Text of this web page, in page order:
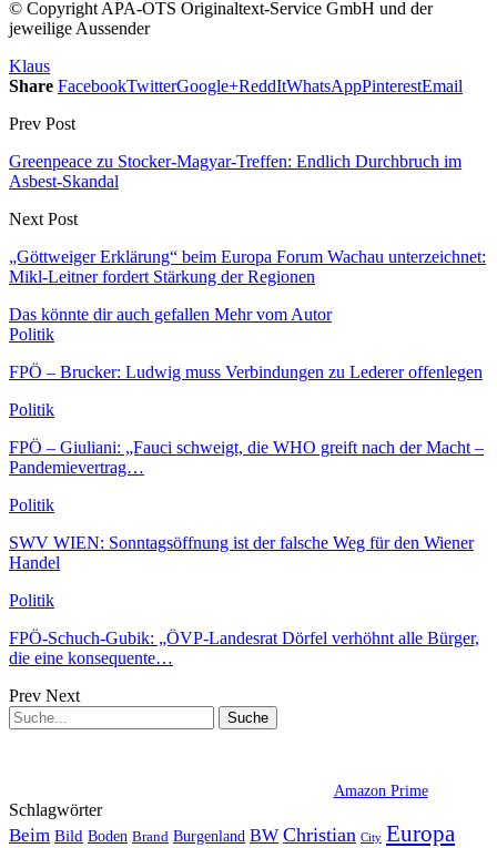
© Copyright APA-OTS Originaltext-Service GmbH und der
jeweilige Aussender
Klaus
Share FacebookTwitterGoogle+ReddItWhatsAppPinterestEmail
Prev Post
Greenpeace zu Stocker-Magyar-Treffen: Endlich Durchbruch im
Asbest-Skandal
Next Post
„Göttweiger Erklärung“ beim Europa Forum Wachau unterzeichnet:
Mikl-Leitner fordert Stärkung der Regionen
Das könnte dir auch gefallen Mehr vom Autor
Politik
FPÖ – Brucker: Ludwig muss Verbindungen zu Lederer offenlegen
Politik
FPÖ – Giuliani: „Fauci schweigt, die WHO greift nach der Macht –
Pandemievertrag…
Politik
SWV WIEN: Sonntagsöffnung ist der falsche Weg für den Wiener
Handel
Politik
FPÖ-Schuch-Gubik: „ÖVP-Landesrat Dörfel verhöhnt alle Bürger,
die eine konsequente…
Prev Next
Amazon Prime
Schlagwörter
Beim Bild Boden Brand Burgenland BW Christian City Europa